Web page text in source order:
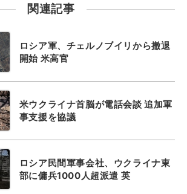
関連記事
ロシア軍、チェルノブイリから撤退
開始 米高官
米ウクライナ首脳が電話会談 追加軍
事支援を協議
ロシア民間軍事会社、ウクライナ東
部に傭兵1000人超派遣 英